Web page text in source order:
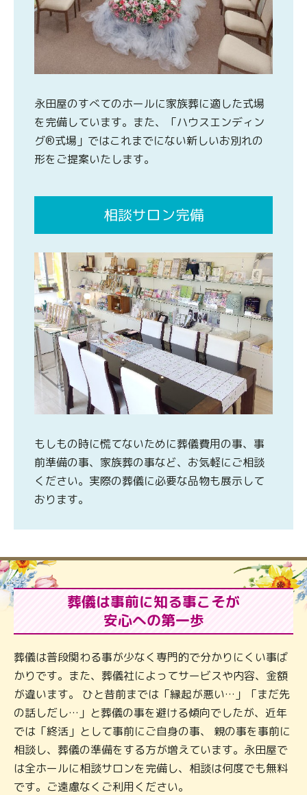
永田屋のすべてのホールに家族葬に適した式場
を完備しています。また、「ハウスエンディン
グ®式場」ではこれまでにない新しいお別れの
形をご提案いたします。
相談サロン完備
もしもの時に慌てないために葬儀費用の事、事
前準備の事、家族葬の事など、お気軽にご相談
ください。実際の葬儀に必要な品物も展示して
おります。
葬儀は事前に知る事こそが
安心への第一歩
葬儀は普段関わる事が少なく専門的で分かりにくい事ば
かりです。また、葬儀社によってサービスや内容、金額
が違います。 ひと昔前までは「縁起が悪い…」「まだ先
の話しだし…」と葬儀の事を避ける傾向でしたが、近年
では「終活」として事前にご自身の事、 親の事を事前に
相談し、葬儀の準備をする方が増えています。永田屋で
は全ホールに相談サロンを完備し、相談は何度でも無料
です。ご遠慮なくご利用ください。